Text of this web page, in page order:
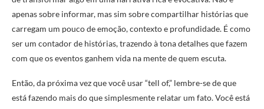
apenas sobre informar, mas sim sobre compartilhar histórias que
carregam um pouco de emoção, contexto e profundidade. É como
ser um contador de histórias, trazendo à tona detalhes que fazem
com que os eventos ganhem vida na mente de quem escuta.
Então, da próxima vez que você usar “tell of,” lembre-se de que
está fazendo mais do que simplesmente relatar um fato. Você está